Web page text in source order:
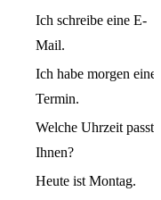
Ich schreibe eine E-
Mail.
Ich habe morgen
Termin.
Welche Uhrzeit passt
Ihnen?
Heute ist Montag.